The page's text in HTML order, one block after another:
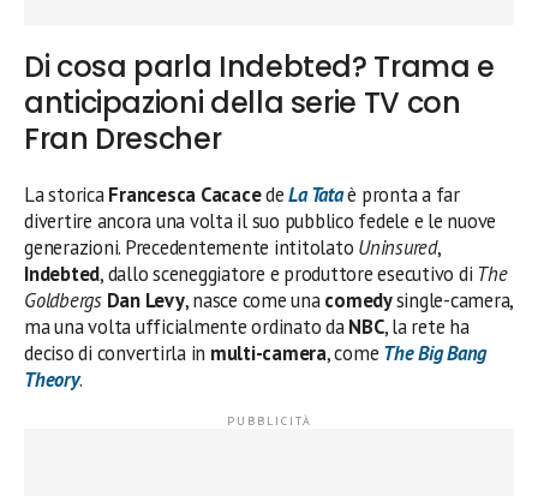
Di cosa parla Indebted? Trama e
anticipazioni della serie TV con
Fran Drescher
La storicaFrancesca CacacedeLa Tataè pronta a far
divertire ancora una volta il suo pubblico fedele e le nuove
generazioni. Precedentemente intitolato Uninsured,
Indebted, dallo sceneggiatore e produttore esecutivo di The
Goldbergs Dan Levy, nasce come unacomedysingle-camera,
ma una volta ufficialmente ordinato daNBC, la rete ha
deciso di convertirla in multi-camera, come The Big Bang
Theory.